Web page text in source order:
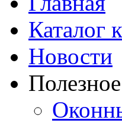
Каталог
Новости
Полезное